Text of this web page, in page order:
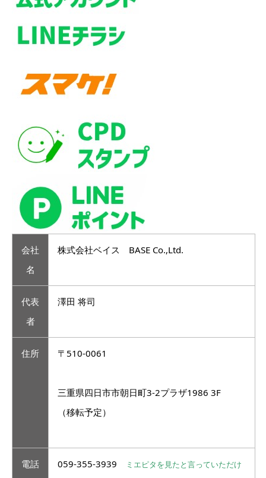
会社
名
株式会社ベイス BASE Co.,Ltd.
代表
者
澤田 将司
住所 〒510-0061
三重県四日市市朝日町3-2プラザ1986 3F
（移転予定）
電話 059-355-3939
ミエピタを見たと言っていただけ